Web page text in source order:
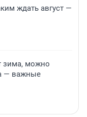
ждать август —
зима, можно
— важные